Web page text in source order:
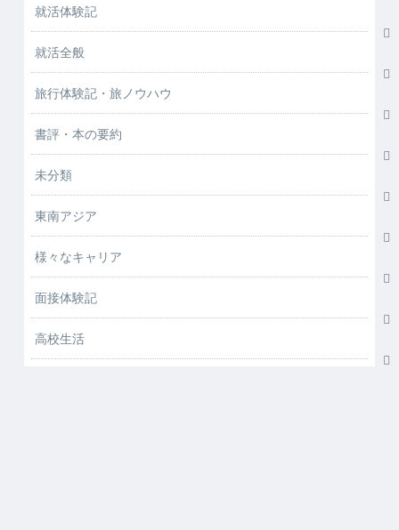
就活体験記
就活全般
旅行体験記・旅ノウハウ
書評・本の要約
未分類
東南アジア
様々なキャリア
面接体験記
高校生活